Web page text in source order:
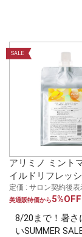
SALE
アリミノ ミント
イルドリフレッ
定価 : サロン契約後表
美通販特価から5%OFF
8/20まで！暑さ
いSUMMER